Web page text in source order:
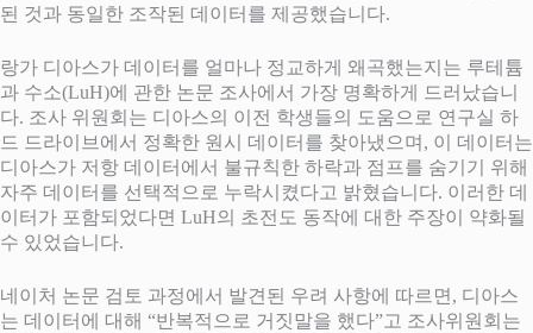
된 것과 동일한 조작된 데이터를 제공했습니다.
랑가 디아스가 데이터를 얼마나 정교하게 왜곡했는지는 루테튬
과 수소(LuH)에 관한 논문 조사에서 가장 명확하게 드러났습니
다. 조사 위원회는 디아스의 이전 학생들의 도움으로 연구실 하
드 드라이브에서 정확한 원시 데이터를 찾아냈으며, 이 데이터는
디아스가 저항 데이터에서 불규칙한 하락과 점프를 숨기기 위해
자주 데이터를 선택적으로 누락시켰다고 밝혔습니다. 이러한 데
이터가 포함되었다면 LuH의 초전도 동작에 대한 주장이 약화될
수 있었습니다.
네이처 논문 검토 과정에서 발견된 우려 사항에 따르면, 디아스
는 데이터에 대해 “반복적으로 거짓말을 했다”고 조사위원회는